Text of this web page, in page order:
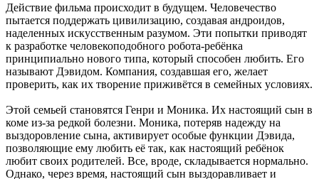
Действие фильма происходит в будущем. Человечество
пытается поддержать цивилизацию, создавая андроидов,
наделенных искусственным разумом. Эти попытки приводят
к разработке человекоподобного робота-ребёнка
принципиально нового типа, который способен любить. Его
называют Дэвидом. Компания, создавшая его, желает
проверить, как их творение приживётся в семейных условиях.
Этой семьей становятся Генри и Моника. Их настоящий сын в
коме из-за редкой болезни. Моника, потеряв надежду на
выздоровление сына, активирует особые функции Дэвида,
позволяющие ему любить её так, как настоящий ребёнок
любит своих родителей. Все, вроде, складывается нормально.
Однако, через время, настоящий сын выздоравливает и